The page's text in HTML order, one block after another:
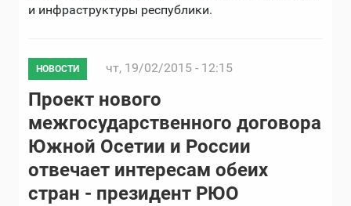
и инфраструктуры республики.
НОВОСТИ чт, 19/02/2015 - 12:15
Проект нового
межгосударственного договора
Южной Осетии и России
отвечает интересам обеих
стран - президент РЮО